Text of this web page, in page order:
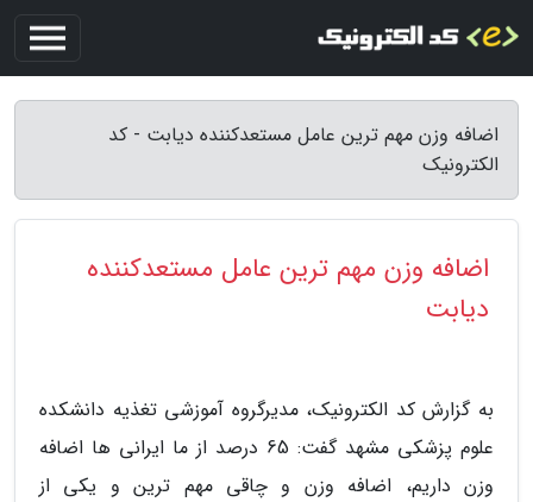
اضافه وزن مهم ترین عامل مستعدکننده دیابت - کد
الکترونیک
اضافه وزن مهم ترین عامل مستعدکننده
دیابت
به گزارش کد الکترونیک، مدیرگروه آموزشی تغذیه دانشکده
علوم پزشکی مشهد گفت: 65 درصد از ما ایرانی ها اضافه
وزن داریم، اضافه وزن و چاقی مهم ترین و یکی از